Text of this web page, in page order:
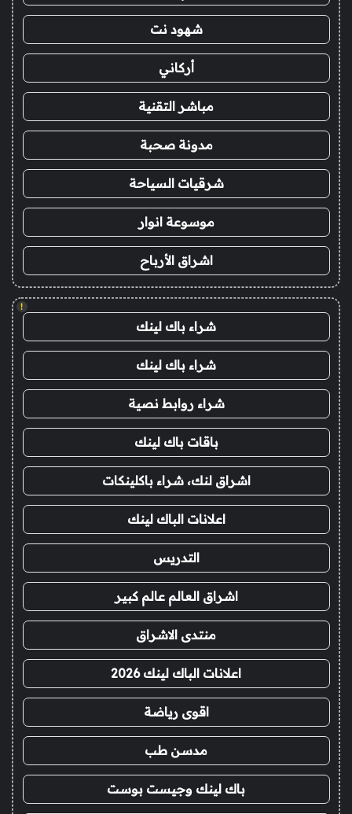
شهود نت
أركاني
مباشر التقنية
مدونة صحبة
شرقيات السياحة
موسوعة انوار
اشراق الأرباح
!
شراء باك لينك
شراء باك لينك
شراء روابط نصية
باقات باك لينك
اشراق لنك، شراء باكلينكات
اعلانات الباك لينك
التدريس
اشراق العالم عالم كبير
منتدى الاشراق
اعلانات الباك لينك 2026
اقوى رياضة
مدسن طب
باك لينك وجيست بوست